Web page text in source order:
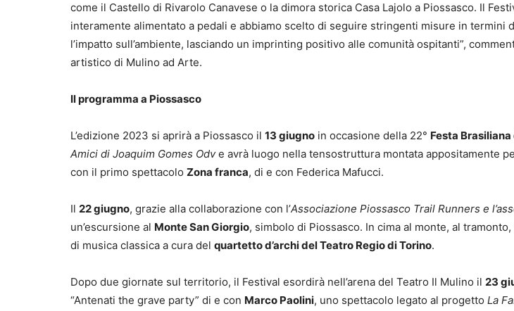
come il Castello di Rivarolo Canavese o la dimora storica Casa Lajolo a Piossasco. Il
interamente alimentato a pedali e abbiamo scelto di seguire stringenti misure in termini
l’impatto sull’ambiente, lasciando un imprinting positivo alle comunità ospitanti”,
artistico di Mulino ad Arte.
Il programma a Piossasco
L’edizione 2023 si aprirà a Piossasco il 13 giugno in occasione della 22° Festa
Amici di Joaquim Gomes Odve avrà luogo nella tensostruttura montata appositamente
con il primo spettacolo Zona franca, di e con Federica Mafucci.
Il 22 giugno, grazie alla collaborazione con l’Associazione Piossasco Trail Runners e
un’escursione al Monte San Giorgio, simbolo di Piossasco. In cima al monte, al
di musica classica a cura del quartetto d’archi del Teatro Regio di Torino.
Dopo due giornate sul territorio, il Festival esordirà nell’arena del Teatro Il Mulino il 23
“Antenati the grave party” di e con Marco Paolini, uno spettacolo legato al progetto La